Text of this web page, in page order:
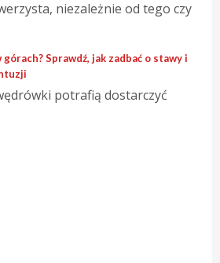
niezależnie od tego czy
górach? Sprawdź, jak zadbać o stawy i
potrafią dostarczyć